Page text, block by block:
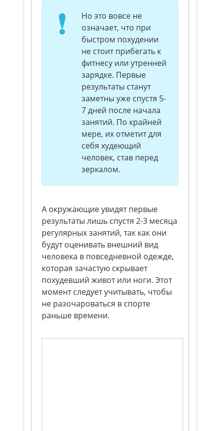
Но это вовсе не
означает, что при
быстром похудении
не стоит прибегать к
фитнесу или утренней
зарядке. Первые
результаты станут
заметны уже спустя 5-
7 дней после начала
занятий. По крайней
мере, их отметит для
себя худеющий
человек, став перед
зеркалом.
А окружающие увидят первые
результаты лишь спустя 2-3 месяца
регулярных занятий, так как они
будут оценивать внешний вид
человека в повседневной одежде,
которая зачастую скрывает
похудевший живот или ноги. Этот
момент следует учитывать, чтобы
не разочароваться в спорте
раньше времени.